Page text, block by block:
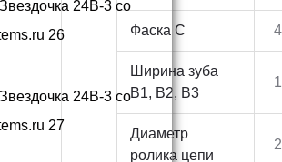
Фаска C 4
Ширина зуба
В1, В2, В3
Диаметр
ролика цепи